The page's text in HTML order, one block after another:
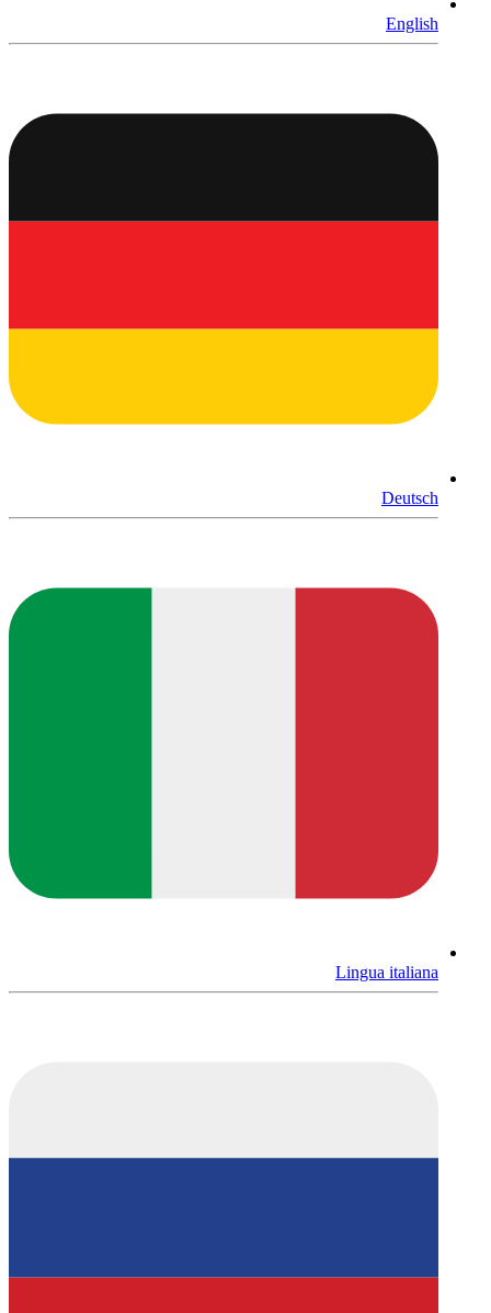
English
Deutsch
Lingua italiana